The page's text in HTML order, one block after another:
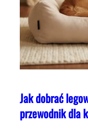
Jak dobrać
przewodnik dla